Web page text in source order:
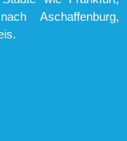
Aschaffenburg,